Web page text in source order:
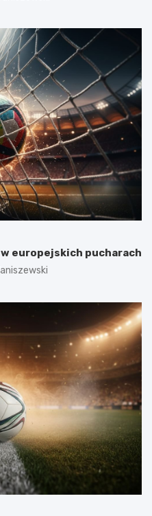
europejskich pucharach